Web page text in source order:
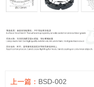
上一篇： BSD-002